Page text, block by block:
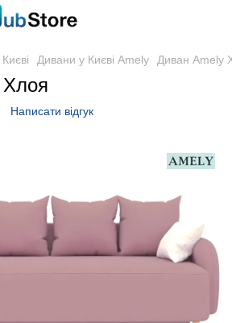
Дивани у Києві Amely Диван Amely
Написати відгук